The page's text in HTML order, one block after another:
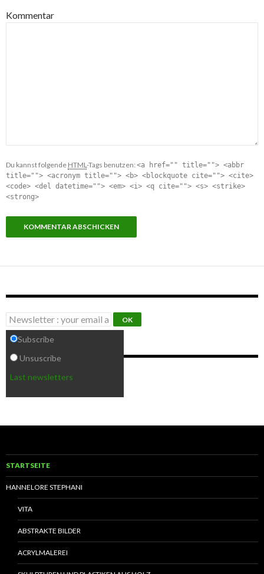
Kommentar
Du kannst folgende HTML-Tags benutzen: <a href="" title=""> <abbr
title=""> <acronym title=""> <b> <blockquote cite=""> <cite>
<code> <del datetime=""> <em> <i> <q cite=""> <s> <strike>
<strong>
Subscribe our newsletter
Subscribe
Unsuscribe
Last newsletters
STARTSEITE
HANNELORE STEPHANI
VITA
ABSTRAKTE BILDER
ACRYLMALEREI